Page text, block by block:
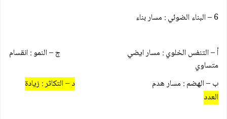
6 – البناء الضوئي : مسار بناء
أ – التنفس الخلوي : مسار ايضي ج – النمو : انقسام
متساوي
ب – الهضم : مسار هدم د – التكاثر : زيادة
العدد